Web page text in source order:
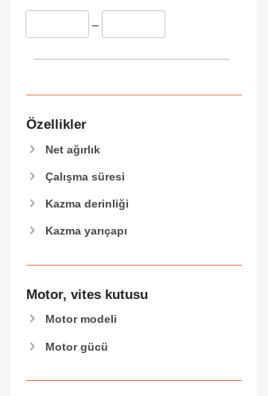
424
430
434
438
D series
GC
NR
JZ
–
Özellikler
Net ağırlık
Çalışma süresi
Kazma derinliği
Kazma yarıçapı
Motor, vites kutusu
Motor modeli
Motor gücü